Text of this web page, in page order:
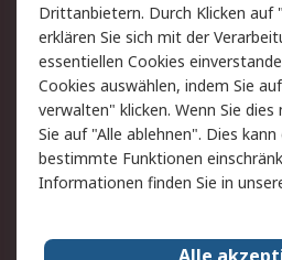
Rechtliches
RS Verkaufs- und
Lieferbedingungen
Cookie-Richtlinie
Impressum
Drittanbietern. Durch Klicken auf
erklären Sie sich mit der
essentiellen Cookies
Cookies auswählen, indem Sie
verwalten" klicken. Wenn Sie
Sie auf "Alle ablehnen". Dies
bestimmte Funktionen
Informationen finden Sie in